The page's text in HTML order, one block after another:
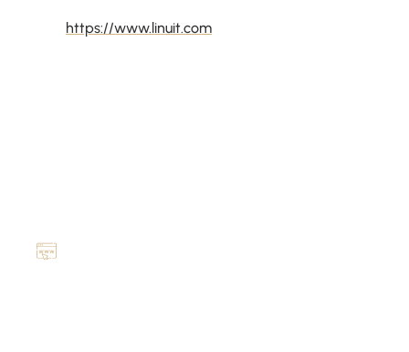
https://www.linuit.com